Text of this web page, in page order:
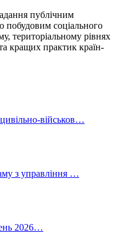
публічним
соціального
територіальному рівнях
кращих практик країн-
військов…
з управління …
2026…